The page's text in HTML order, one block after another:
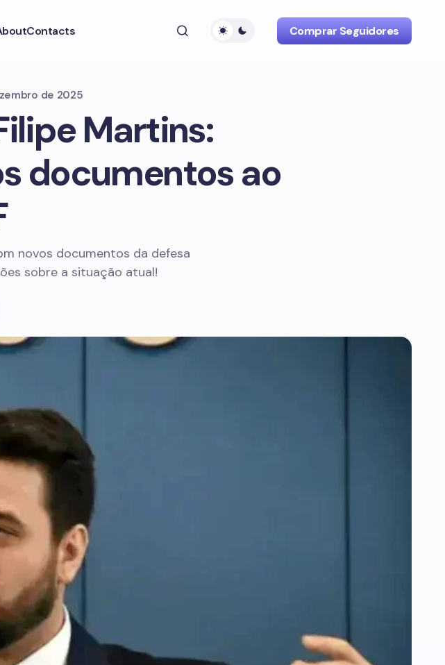
Contacts Comprar Seguidores
de 2025
Martins:
documentos ao
novos documentos da defesa
sobre a situação atual!